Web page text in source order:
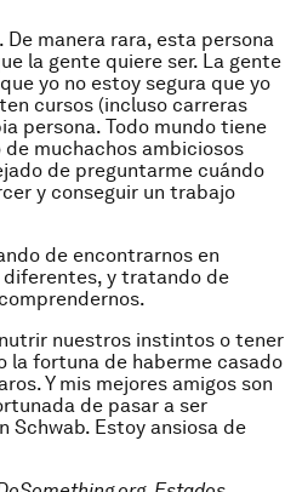
manera rara, esta persona
la gente quiere ser. La gente
yo no estoy segura que yo
cursos (incluso carreras
persona. Todo mundo tiene
muchachos ambiciosos
de preguntarme cuándo
y conseguir un trabajo
de encontrarnos en
diferentes, y tratando de
nuestros instintos o tener
la fortuna de haberme casado
Y mis mejores amigos son
de pasar a ser
Schwab. Estoy ansiosa de